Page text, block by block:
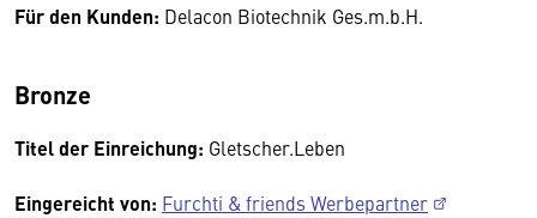
Für den Kunden: Delacon Biotechnik Ges.m.b.H.
Bronze
Titel der Einreichung: Gletscher.Leben
Eingereicht von: Furchti & friends Werbepartner